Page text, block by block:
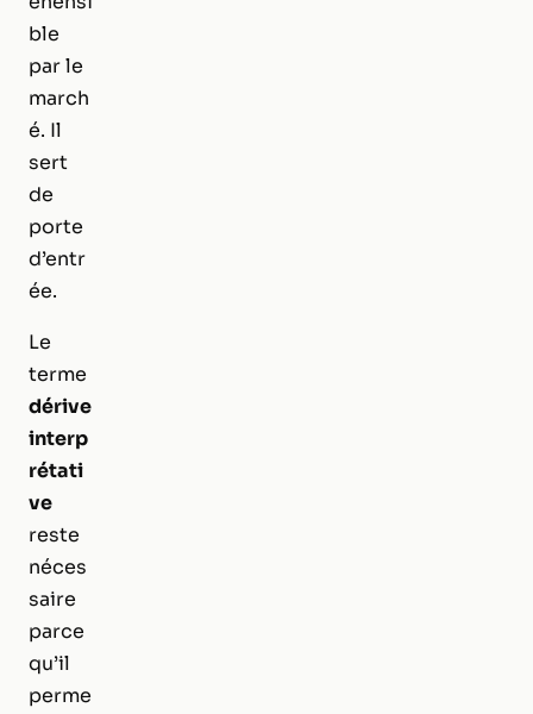
ble
par le
march
é. Il
sert
de
porte
d’entr
ée.
Le
terme
dérive
interp
rétati
ve
reste
néces
saire
parce
qu’il
perme